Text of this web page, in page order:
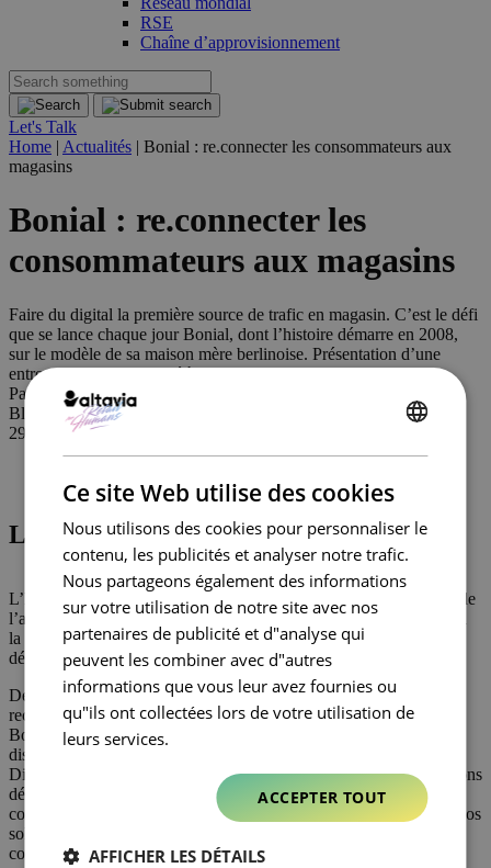
RSE
Chaîne d’approvisionnement
Let's Talk
Home | Actualités | Bonial : re.connecter les consommateurs aux
magasins
Bonial : re.connecter les
consommateurs aux magasins
Faire du digital la première source de trafic en magasin. C’est le défi
que se lance chaque jour Bonial, dont l’histoire démarre en 2008,
sur le modèle de sa maison mère berlinoise. Présentation d’une
entreprise qui travaille déjà pour les plus grands.
Parcours client unifié
Blog
29 avril 2019
Le pionnier du drive to store en Europe
L’histoire de Bonial trouve ses origines en 2008, avec la création de
l’application kaufDA en Allemagne. L’application mobile dédiée à
la préparation d’achats en magasins rencontre un fort succès et
décide de s’internationaliser dès 2011 sous le nom de Bonial.
Depuis, l’entreprise présente en France se donne pour mission de
reconnecter les consommateurs avec les magasins. « Depuis 2011,
Bonial permet aux enseignes de mieux communiquer leurs offres
disponibles en magasin sur le digital, raconte
Directeur associé de Bonial France. En quelques années, nous avons
développé une plateforme qui combine des solutions
complémentaires visant à développer l’attractivité des magasins. Nos
solutions permettent aux grandes enseignes d’adopter une
communication plus efficace et attractive auprès de leurs clients. »
Ce site Web utilise des cookies
Nous utilisons des cookies pour personnaliser le
contenu, les publicités et analyser notre trafic.
Nous partageons également des informations
sur votre utilisation de notre site avec nos
partenaires de publicité et d"analyse qui
peuvent les combiner avec d"autres
informations que vous leur avez fournies ou
qu"ils ont collectées lors de votre utilisation de
leurs services.
ACCEPTER TOUT
AFFICHER LES DÉTAILS